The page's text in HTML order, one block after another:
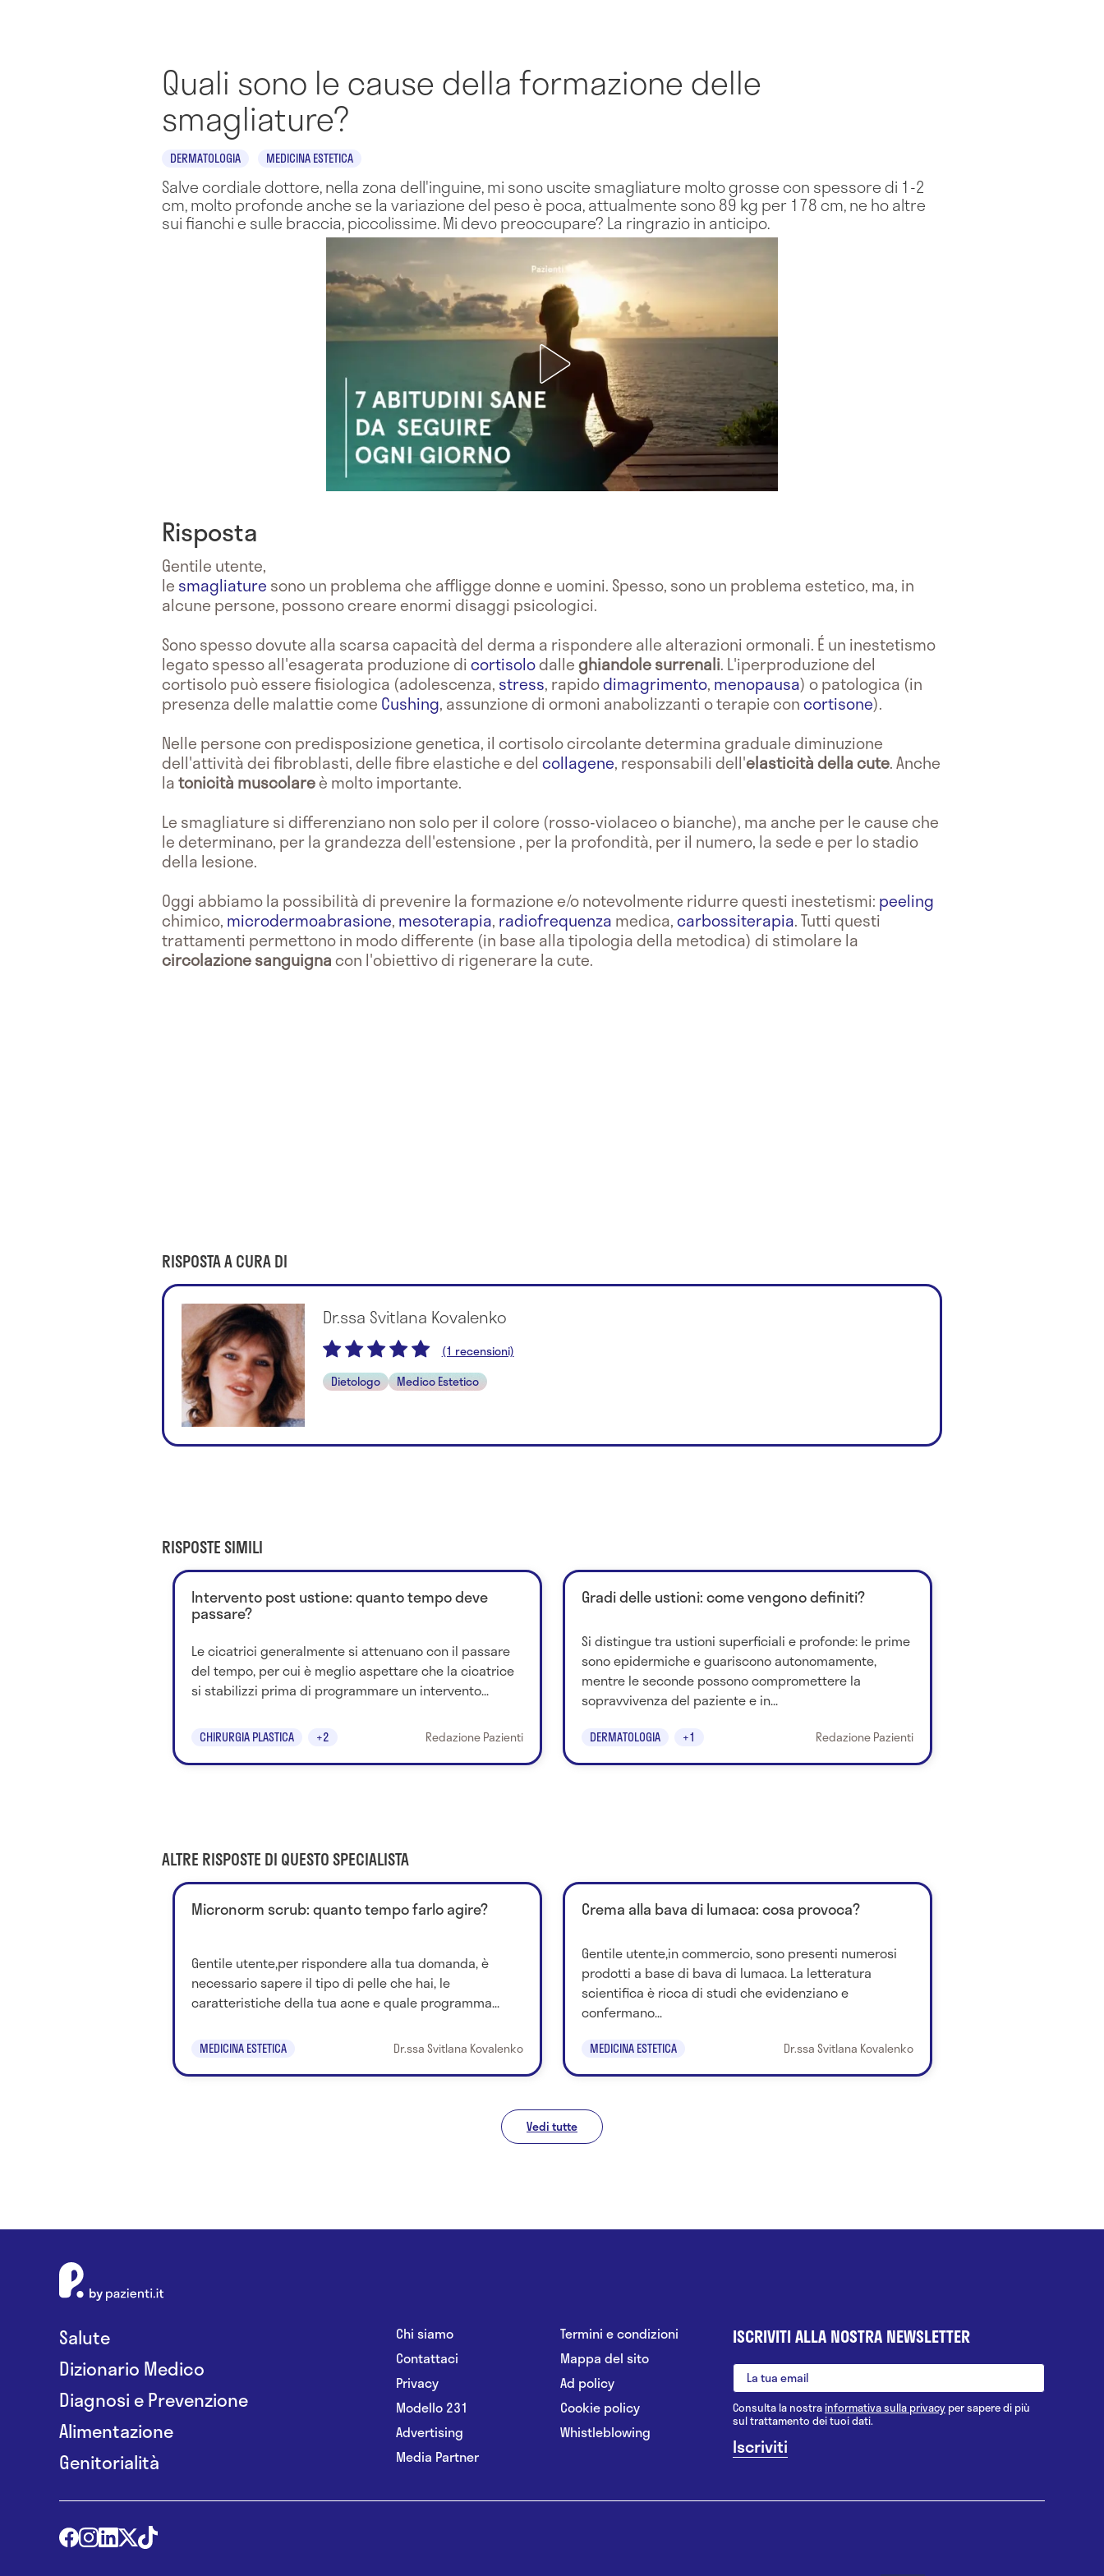
Quali sono le cause della formazione delle
smagliature?
DERMATOLOGIA MEDICINA ESTETICA
Salve cordiale dottore, nella zona dell'inguine, mi sono uscite smagliature molto grosse con spessore di 1-2
cm, molto profonde anche se la variazione del peso è poca, attualmente sono 89 kg per 178 cm, ne ho altre
sui fianchi e sulle braccia, piccolissime. Mi devo preoccupare? La ringrazio in anticipo.
Risposta
Gentile utente,
le smagliature sono un problema che affligge donne e uomini. Spesso, sono un problema estetico, ma, in
alcune persone, possono creare enormi disaggi psicologici.
Sono spesso dovute alla scarsa capacità del derma a rispondere alle alterazioni ormonali. É un inestetismo
legato spesso all'esagerata produzione dicortisolodalleghiandole surrenali. L'iperproduzione del
cortisolo può essere fisiologica (adolescenza, stress, rapidodimagrimento, menopausa) o patologica (in
presenza delle malattie come Cushing, assunzione di ormoni anabolizzanti o terapie concortisone).
Nelle persone con predisposizione genetica, il cortisolo circolante determina graduale diminuzione
dell'attività dei fibroblasti, delle fibre elastiche e del collagene, responsabili dell'elasticità della cute. Anche
latonicità muscolareè molto importante.
Le smagliature si differenziano non solo per il colore (rosso-violaceo o bianche), ma anche per le cause che
le determinano, per la grandezza dell'estensione , per la profondità, per il numero, la sede e per lo stadio
della lesione.
Oggi abbiamo la possibilità di prevenire la formazione e/o notevolmente ridurre questi inestetismi: peeling
chimico, microdermoabrasione, mesoterapia, radiofrequenza medica,carbossiterapia. Tutti questi
trattamenti permettono in modo differente (in base alla tipologia della metodica) di stimolare la
circolazione sanguignacon l'obiettivo di rigenerare la cute.
RISPOSTA A CURA DI
Dr.ssa Svitlana Kovalenko
(1 recensioni)
Dietologo
Medico Estetico
RISPOSTE SIMILI
Intervento post ustione: quanto tempo deve
passare?
Le cicatrici generalmente si attenuano con il passare
del tempo, per cui è meglio aspettare che la cicatrice
si stabilizzi prima di programmare un intervento...
CHIRURGIA PLASTICA +2 Redazione Pazienti
Gradi delle ustioni: come vengono definiti?
Si distingue tra ustioni superficiali e profonde: le prime
sono epidermiche e guariscono autonomamente,
mentre le seconde possono compromettere la
sopravvivenza del paziente e in...
DERMATOLOGIA +1 Redazione Pazienti
ALTRE RISPOSTE DI QUESTO SPECIALISTA
Micronorm scrub: quanto tempo farlo agire?
Gentile utente,per rispondere alla tua domanda, è
necessario sapere il tipo di pelle che hai, le
caratteristiche della tua acne e quale programma...
MEDICINA ESTETICA Dr.ssa Svitlana Kovalenko
Crema alla bava di lumaca: cosa provoca?
Gentile utente,in commercio, sono presenti numerosi
prodotti a base di bava di lumaca. La letteratura
scientifica è ricca di studi che evidenziano e
confermano...
MEDICINA ESTETICA Dr.ssa Svitlana Kovalenko
Vedi tutte
Salute
Dizionario Medico
Diagnosi e Prevenzione
Alimentazione
Genitorialità
Chi siamo
Contattaci
Privacy
Modello 231
Advertising
Media Partner
Termini e condizioni
Mappa del sito
Ad policy
Cookie policy
Whistleblowing
ISCRIVITI ALLA NOSTRA NEWSLETTER
Consulta la nostrainformativa sulla privacy per sapere di più
sul trattamento dei tuoi dati.